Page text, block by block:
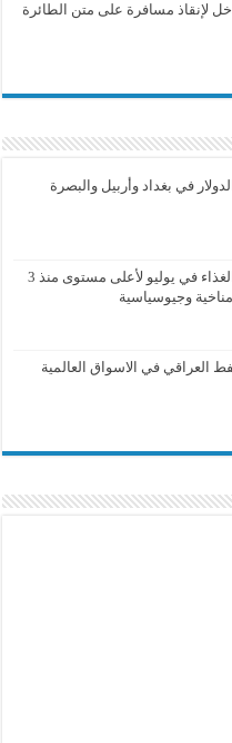
لإنقاذ مسافرة على متن الطائرة
في بغداد وأربيل والبصرة
“الفاو”: ارتفاع أسعار الغذاء في يوليو لأعلى مستوى منذ 3
وجيوسياسية
العراقي في الاسواق العالمية